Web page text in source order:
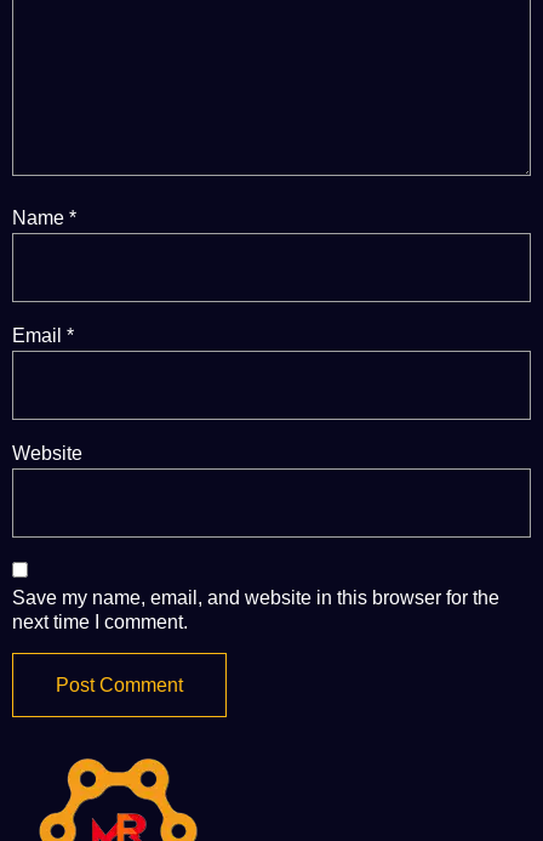
Name *
Email *
Website
Save my name, email, and website in this browser for the
next time I comment.